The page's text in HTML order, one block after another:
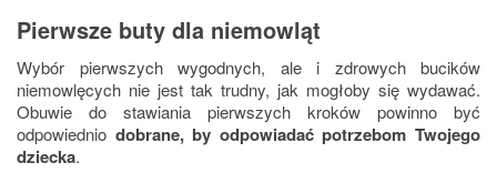
Pierwsze buty dla niemowląt
Wybór pierwszych wygodnych, ale i zdrowych bucików
niemowlęcych nie jest tak trudny, jak mogłoby się wydawać.
Obuwie do stawiania pierwszych kroków powinno być
odpowiednio dobrane, by odpowiadać potrzebom Twojego
dziecka.